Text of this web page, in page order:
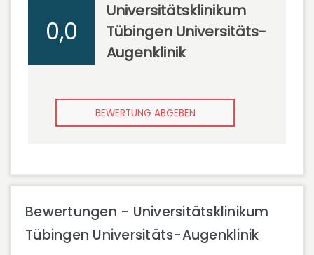
0,0
Universitätsklinikum
Tübingen Universitäts-
Augenklinik
BEWERTUNG ABGEBEN
Bewertungen - Universitätsklinikum
Tübingen Universitäts-Augenklinik